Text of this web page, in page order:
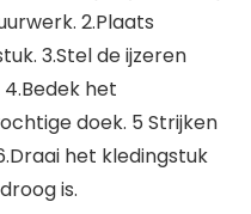
2.Plaats
3.Stel de ijzeren
het
doek. 5 Strijken
het kledingstuk
is.